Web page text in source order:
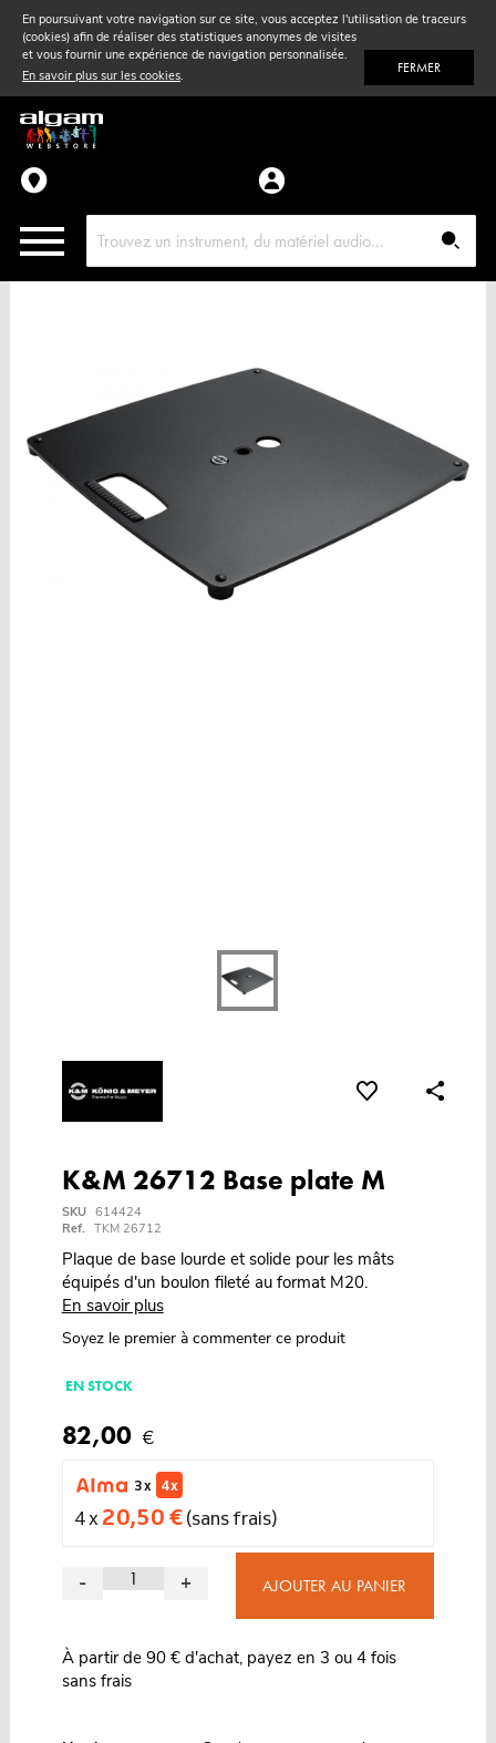
En poursuivant votre navigation sur ce site, vous acceptez l'utilisation de traceurs
(cookies) afin de réaliser des statistiques anonymes de visites
et vous fournir une expérience de navigation personnalisée.
En savoir plus sur les cookies. FERMER
Vent& Violon
Accessoires
Pièces détachées
K&M 26712 Base plate M
SKU 614424
Ref. TKM 26712
Plaque de base lourde et solide pour les mâts
équipés d'un boulon fileté au format M20.
En savoir plus
Soyez le premier à commenter ce produit
EN STOCK
82,00 €
3 x 4 x
4 x 20,50 €(sans frais)
- + AJOUTER AU PANIER
À partir de 90 € d'achat, payez en 3 ou 4 fois
sans frais